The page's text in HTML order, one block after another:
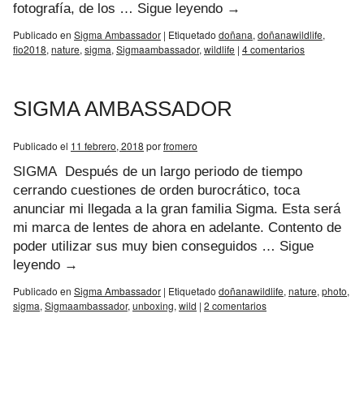
fotografía, de los … Sigue leyendo →
Publicado en Sigma Ambassador | Etiquetado doñana, doñanawildlife,
fio2018, nature, sigma, Sigmaambassador, wildlife | 4 comentarios
SIGMA AMBASSADOR
Publicado el 11 febrero, 2018 porfromero
SIGMA Después de un largo periodo de tiempo
cerrando cuestiones de orden burocrático, toca
anunciar mi llegada a la gran familia Sigma. Esta será
mi marca de lentes de ahora en adelante. Contento de
poder utilizar sus muy bien conseguidos … Sigue
leyendo →
Publicado en Sigma Ambassador | Etiquetado doñanawildlife, nature, photo,
sigma, Sigmaambassador, unboxing, wild | 2 comentarios